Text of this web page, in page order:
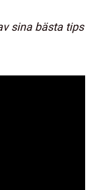
sina bästa tips